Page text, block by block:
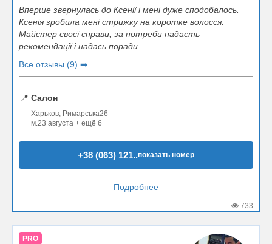
Вперше звернулась до Ксенії і мені дуже сподобалось.
Ксенія зробила мені стрижку на коротке волосся.
Майстер своєї справи, за потреби надасть
рекомендації і надась поради.
Все отзывы (9) ➡️
📍 Салон
Харьков, Римарська26
м.23 августа + ещё 6
+38 (063) 121..показать номер
Подробнее
733
PRO